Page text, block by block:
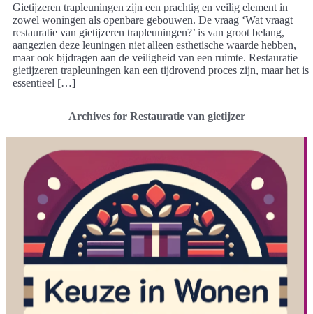
Gietijzeren trapleuningen zijn een prachtig en veilig element in
zowel woningen als openbare gebouwen. De vraag ‘Wat vraagt
restauratie van gietijzeren trapleuningen?’ is van groot belang,
aangezien deze leuningen niet alleen esthetische waarde hebben,
maar ook bijdragen aan de veiligheid van een ruimte. Restauratie
gietijzeren trapleuningen kan een tijdrovend proces zijn, maar het is
essentieel […]
Archives for Restauratie van gietijzer